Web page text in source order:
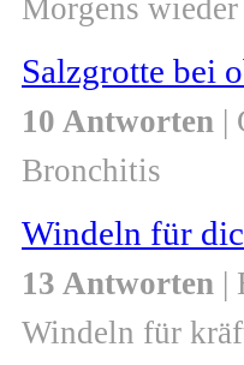
Morgens
Salzgrotte bei
10 Antworten |
Bronchitis
Windeln für
13 Antworten |
Windeln für